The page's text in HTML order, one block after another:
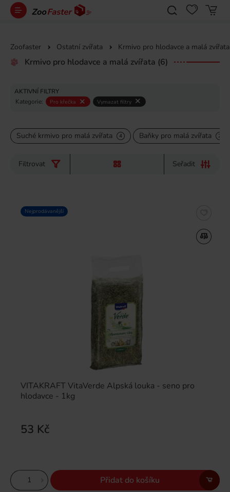
Zoofaster Ostatní zvířata Krmivo pro hlodavce a malá zvířata
Krmivo pro hlodavce a malá zvířata (6)
AKTIVNÍ FILTRY
Kategorie:
Pro křečka Vymazat filtry
Suché krmivo pro malá zvířata 4 Baňky pro malá zvířata 2
Filtrovat Seřadit
VITAKRAFT VitaVerde Alpská louka - seno pro
hlodavce - 1kg
53 Kč
Nejprodávanější
Přidat do košíku